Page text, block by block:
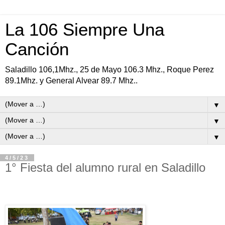
La 106 Siempre Una
Canción
Saladillo 106,1Mhz., 25 de Mayo 106.3 Mhz., Roque Perez
89.1Mhz. y General Alvear 89.7 Mhz..
▼
▼
▼
4/5/23
1° Fiesta del alumno rural en Saladillo